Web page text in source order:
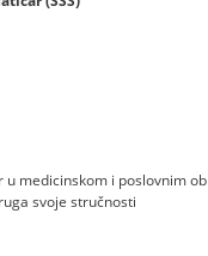
medicinskom i poslovnim
svoje stručnosti